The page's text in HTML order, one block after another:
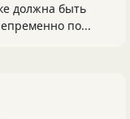
должна быть
по...